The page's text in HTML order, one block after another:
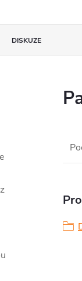
DISKUZE